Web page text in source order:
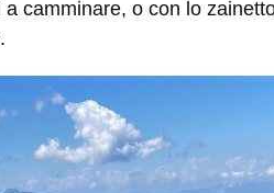
a camminare, o con lo